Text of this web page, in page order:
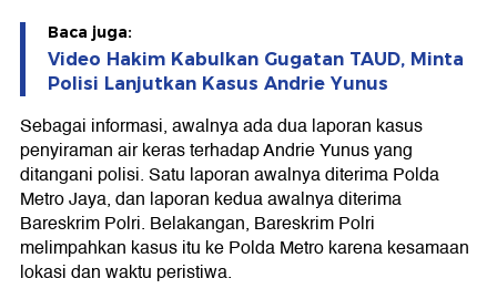
Baca juga:
Video Hakim Kabulkan Gugatan TAUD, Minta
Polisi Lanjutkan Kasus Andrie Yunus
Sebagai informasi, awalnya ada dua laporan kasus
penyiraman air keras terhadap Andrie Yunus yang
ditangani polisi. Satu laporan awalnya diterima Polda
Metro Jaya, dan laporan kedua awalnya diterima
Bareskrim Polri. Belakangan, Bareskrim Polri
melimpahkan kasus itu ke Polda Metro karena kesamaan
lokasi dan waktu peristiwa.